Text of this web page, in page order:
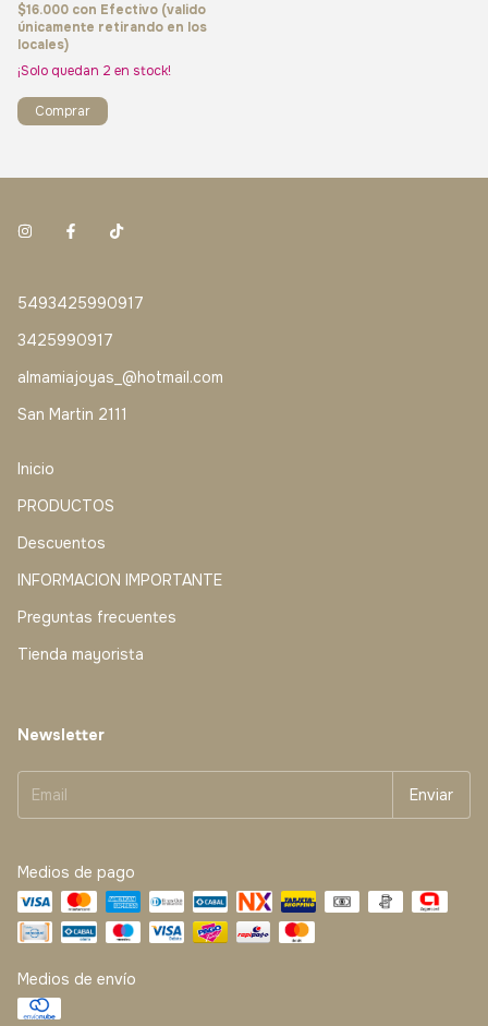
$16.000 con Efectivo (valido
únicamente retirando en los
locales)
¡Solo quedan 2 en stock!
5493425990917
3425990917
almamiajoyas_@hotmail.com
San Martin 2111
Inicio
PRODUCTOS
Descuentos
INFORMACION IMPORTANTE
Preguntas frecuentes
Tienda mayorista
Newsletter
Medios de pago
Medios de envío